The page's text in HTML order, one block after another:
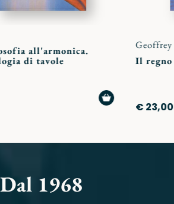
all'armonica.
di tavole
AGGIUNGI
Il
€ 23,00
Dal 1968